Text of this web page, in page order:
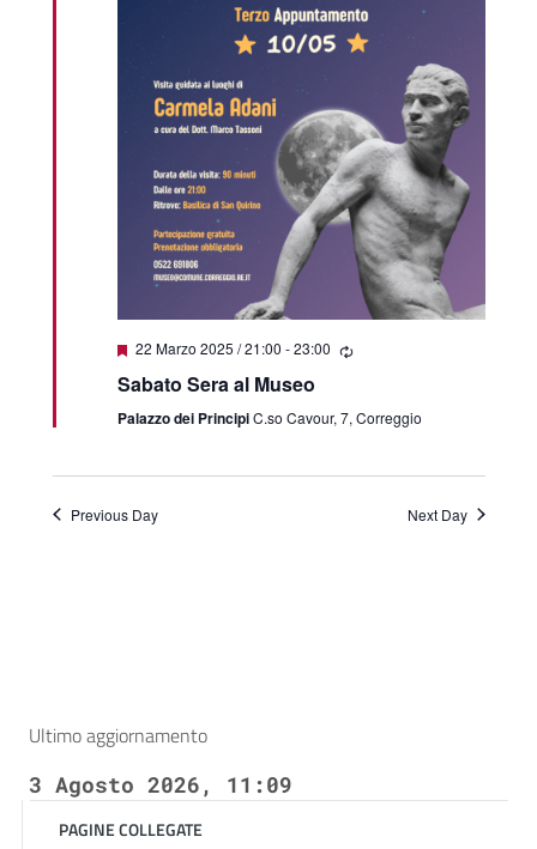
Featured
22 Marzo 2025 / 21:00 -23:00
Sabato Sera al Museo
Palazzo dei PrincipiC.so Cavour, 7, Correggio
Previous Day Next Day
Ultimo aggiornamento
3 Agosto 2026, 11:09
PAGINE COLLEGATE